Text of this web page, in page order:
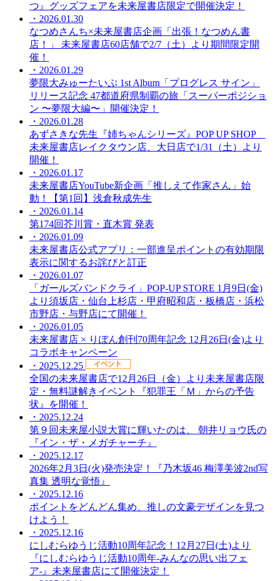
つ』グッズフェアを未来屋書店限定で開催決定！
・2026.01.30
なつめさんち×未来屋書店企画「出張！なつめん書
店！」 未来屋書店60店舗で2/7（土）より期間限定開
催！
・2026.01.29
夢限大みゅーたいぷ 1st Album「プログレス サイン」
リリース記念 47都道府県制覇の旅「スーパーポジショ
ン 〜夢限大編〜」開催決定！
・2026.01.28
あずさきな先生『姉ちゃんシリーズ』POP UP SHOP
未来屋書店レイクタウン店、大日店で1/31（土）より
開催！
・2026.01.17
未来屋書店YouTube新企画「推しえて作家さん」始
動！【第1回】浅倉秋成先生
・2026.01.14
第174回芥川賞・直木賞 発表
・2026.01.09
未来屋書店公式アプリ：一部進呈ポイントの有効期限
表示に関するお詫びと訂正
・2026.01.07
「ガールズバンドクライ」POP-UP STORE 1月9日(金)
より須坂店・仙台上杉店・甲府昭和店・板橋店・浜松
市野店・与野店にて開催！
・2026.01.05
未来屋書店 × りぼん創刊70周年記念 12月26日(金)より
コラボキャンペーン
・2025.12.25
全国の未来屋書店で12月26日（金）より未来屋書店限
定・無料謎解きイベント『犯罪王「Ｍ」からの予告
状』を開催！
・2025.12.24
第９回未来屋小説大賞に輝いたのは、 朝井リョウ氏の
『イン・ザ・メガチャーチ』
・2025.12.17
2026年2月3日(火)発売決定！『乃木坂46 梅澤美波2nd写
真集 透明な覚悟』
・2025.12.16
ポイントをどんどん集め、推しの文豪デザインを見つ
けよう！
・2025.12.16
にしむらゆうじ活動10周年記念！12月27日(土)より
『にしむらゆうじ活動10周年-みんなの思い出フェ
ア-』未来屋書店にて開催決定！